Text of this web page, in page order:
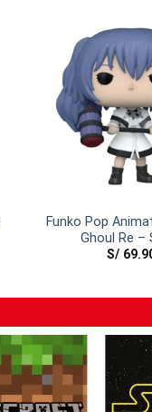
Funko Pop
Ghoul Re –
S/